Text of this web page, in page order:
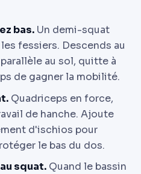
bas. Un demi-squat
fessiers. Descends au
au sol, quitte à
de gagner la mobilité.
Quadriceps en force,
de hanche. Ajoute
d'ischios pour
le bas du dos.
squat. Quand le bassin